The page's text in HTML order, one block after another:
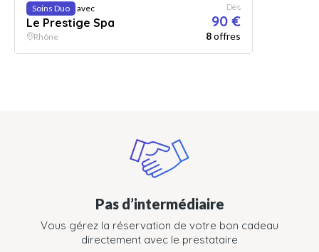
Soins Duo avec
Le Prestige Spa
Dès
90 €
Rhône 8offres
Pas d’intermédiaire
Vous gérez la réservation de votre bon cadeau
directement avec le prestataire